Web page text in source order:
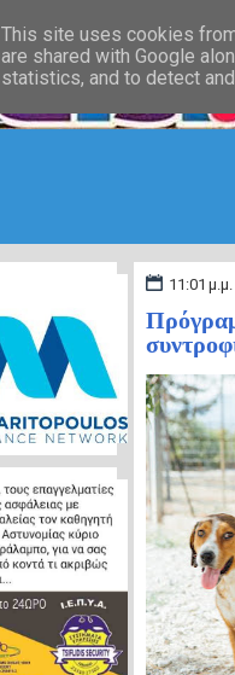
11:01 μ.μ.
This site uses cookies
are shared with Google
statistics, and to detect